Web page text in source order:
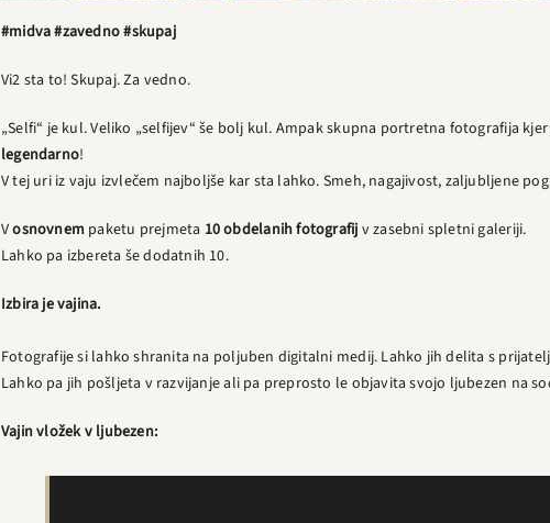
#midva #zavedno #skupaj
Vi2 sta to! Skupaj. Za vedno.
„Selfi“ je kul. Veliko „selfijev“ še bolj kul. Ampak skupna portretna fotografija
legendarno!
V tej uri iz vaju izvlečem najboljše kar sta lahko. Smeh, nagajivost, zaljubljene
Vosnovnem paketu prejmeta 10 obdelanih fotografij v zasebni spletni galeriji.
Lahko pa izbereta še dodatnih 10.
Izbira je vajina.
Fotografije si lahko shranita na poljuben digitalni medij. Lahko jih delita s
Lahko pa jih pošljeta v razvijanje ali pa preprosto le objavita svojo ljubezen na
Vajin vložek v ljubezen: